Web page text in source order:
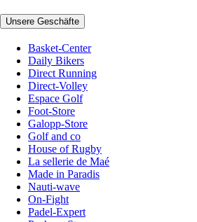
Unsere Geschäfte
Basket-Center
Daily Bikers
Direct Running
Direct-Volley
Espace Golf
Foot-Store
Galopp-Store
Golf and co
House of Rugby
La sellerie de Maé
Made in Paradis
Nauti-wave
On-Fight
Padel-Expert